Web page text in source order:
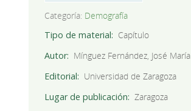
Categoría: Demografía
Tipo de material
Capítulo
Autor
Mínguez Fernández, José María
Editorial
Universidad de Zaragoza
Lugar de publicación
Zaragoza